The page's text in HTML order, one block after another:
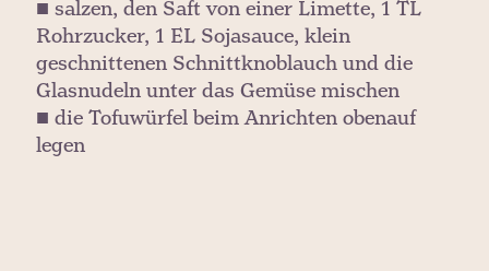
■ salzen, den Saft von einer Limette, 1 TL
Rohrzucker, 1 EL Sojasauce, klein
geschnittenen Schnittknoblauch und die
Glasnudeln unter das Gemüse mischen
■ die Tofuwürfel beim Anrichten obenauf
legen